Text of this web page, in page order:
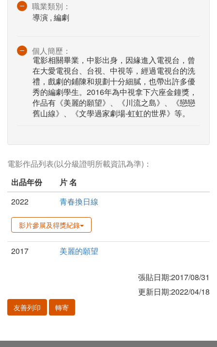
職業類別：
導演 , 編劇
個人簡歷：
電影相關畢業，中影出身，因緣進入電視台，曾
在大愛電視台、台視、中視等，經過電視台的洗
禮，戲劇的鋪陳和規劃十分細膩，也帶出許多優
秀的編劇學生。2016年為中視拿下六座金鐘獎，
作品有《美麗的願望》、《川流之島》、《戀戀
舊山線》、《文學過家劇場-虹虹的世界》等。
電影作品列表(以分級證明所載資訊為準)：
出品年份
片 名
2022
青春換日線
影片參展及得獎紀錄
2017 美麗的願望
張貼日期:2017/08/31
更新日期:2022/04/18
友善列印 轉寄